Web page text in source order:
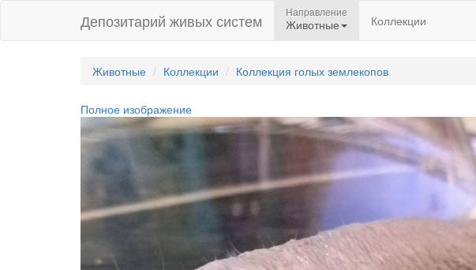
Депозитарий живых систем Направление
Животные Коллекции
Животные Коллекции Коллекция голых землекопов
Полное изображение